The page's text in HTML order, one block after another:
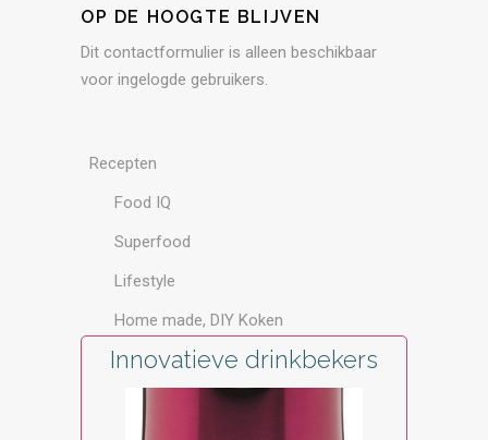
OP DE HOOGTE BLIJVEN
Dit contactformulier is alleen beschikbaar
voor ingelogde gebruikers.
Recepten
Food IQ
Superfood
Lifestyle
Home made, DIY Koken
Innovatieve drinkbekers